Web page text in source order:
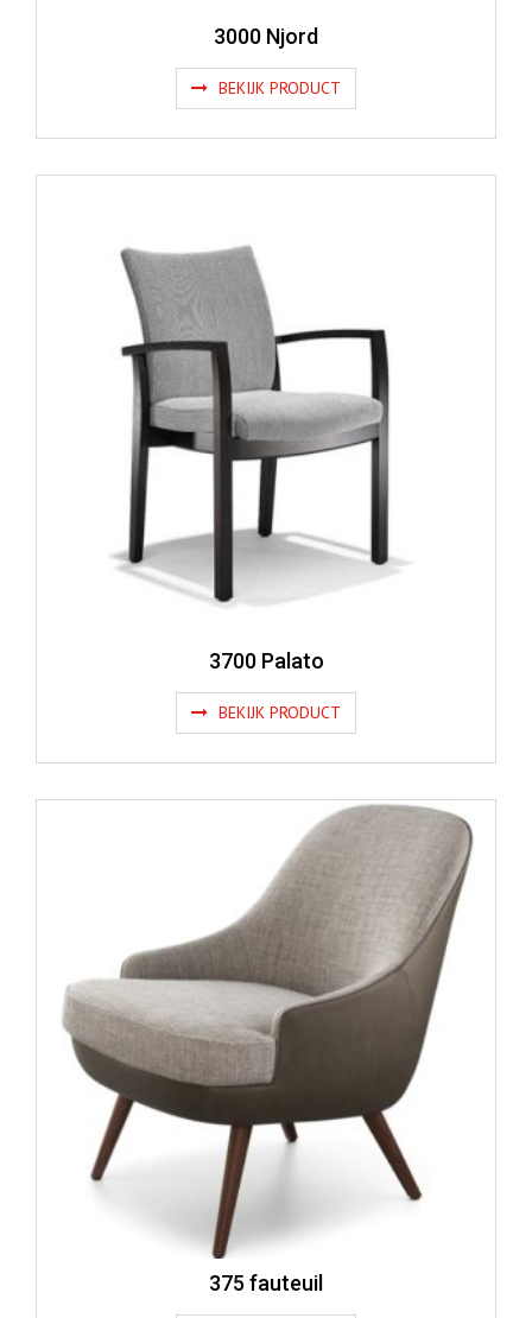
3000 Njord
BEKIJK PRODUCT
3700 Palato
BEKIJK PRODUCT
375 fauteuil